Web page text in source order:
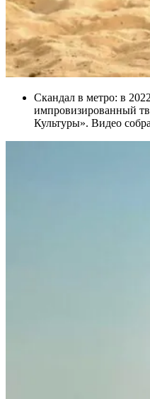
Скандал в метро: в
импровизированный
Культуры». Видео